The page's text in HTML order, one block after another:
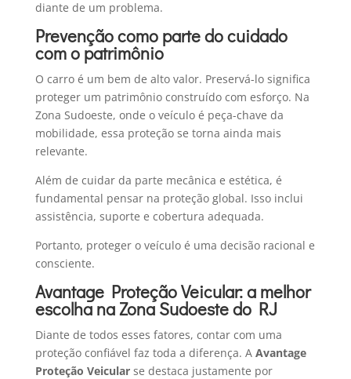
diante de um problema.
Prevenção como parte do cuidado
com o patrimônio
O carro é um bem de alto valor. Preservá-lo significa
proteger um patrimônio construído com esforço. Na
Zona Sudoeste, onde o veículo é peça-chave da
mobilidade, essa proteção se torna ainda mais
relevante.
Além de cuidar da parte mecânica e estética, é
fundamental pensar na proteção global. Isso inclui
assistência, suporte e cobertura adequada.
Portanto, proteger o veículo é uma decisão racional e
consciente.
Avantage Proteção Veicular: a melhor
escolha na Zona Sudoeste do RJ
Diante de todos esses fatores, contar com uma
proteção confiável faz toda a diferença. A Avantage
Proteção Veicularse destaca justamente por